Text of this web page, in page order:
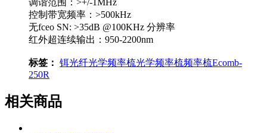
控制带宽频率：>500kHz
无fceo SN: >35dB @100KHz 分辨率
红外超连续输出：950-2200nm
标签： 铒光纤光学频率梳光学频率梳频率梳Ecomb-
250R
相关商品